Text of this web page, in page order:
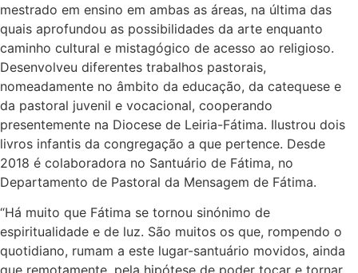
mestrado em ensino em ambas as áreas, na última das
quais aprofundou as possibilidades da arte enquanto
caminho cultural e mistagógico de acesso ao religioso.
Desenvolveu diferentes trabalhos pastorais,
nomeadamente no âmbito da educação, da catequese e
da pastoral juvenil e vocacional, cooperando
presentemente na Diocese de Leiria-Fátima. Ilustrou dois
livros infantis da congregação a que pertence. Desde
2018 é colaboradora no Santuário de Fátima, no
Departamento de Pastoral da Mensagem de Fátima.
“Há muito que Fátima se tornou sinónimo de
espiritualidade e de luz. São muitos os que, rompendo o
quotidiano, rumam a este lugar-santuário movidos, ainda